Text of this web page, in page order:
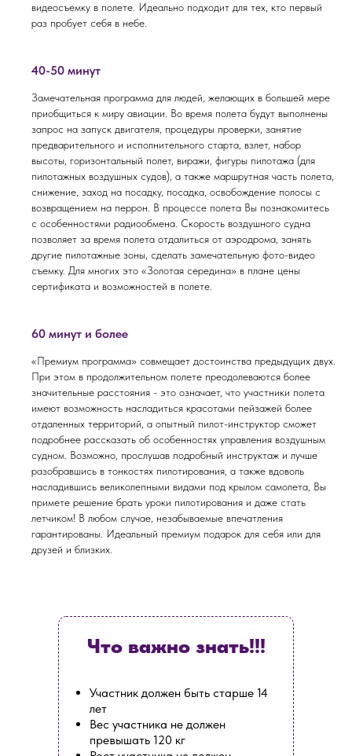
видеосъемку в полете. Идеально подходит для тех, кто первый
раз пробует себя в небе.
40-50 минут
Замечательная программа для людей, желающих в большей мере
приобщиться к миру авиации. Во время полета будут выполнены
запрос на запуск двигателя, процедуры проверки, занятие
предварительного и исполнительного старта, взлет, набор
высоты, горизонтальный полет, виражи, фигуры пилотажа (для
пилотажных воздушных судов), а также маршрутная часть полета,
снижение, заход на посадку, посадка, освобождение полосы с
возвращением на перрон. В процессе полета Вы познакомитесь
с особенностями радиообмена. Скорость воздушного судна
позволяет за время полета отдалиться от аэродрома, занять
другие пилотажные зоны, сделать замечательную фото-видео
съемку. Для многих это «Золотая середина» в плане цены
сертификата и возможностей в полете.
60 минут и более
«Премиум программа» совмещает достоинства предыдущих двух.
При этом в продолжительном полете преодолеваются более
значительные расстояния - это означает, что участники полета
имеют возможность насладиться красотами пейзажей более
отдаленных территорий, а опытный пилот-инструктор сможет
подробнее рассказать об особенностях управления воздушным
судном. Возможно, прослушав подробный инструктаж и лучше
разобравшись в тонкостях пилотирования, а также вдоволь
насладившись великолепными видами под крылом самолета, Вы
примете решение брать уроки пилотирования и даже стать
летчиком! В любом случае, незабываемые впечатления
гарантированы. Идеальный премиум подарок для себя или для
друзей и близких.
Что важно знать!!!
Участник должен быть старше 14
лет
Вес участника не должен
превышать 120 кг